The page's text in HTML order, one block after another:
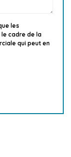
les
cadre de la
qui peut en